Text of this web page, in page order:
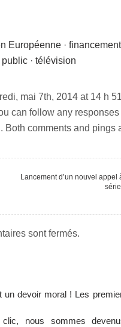
Européenne · financement
public · télévision
mai 7th, 2014 at 14 h
can follow any
Both comments and pings
Lancement d’un nouvel appel
sont fermés.
un devoir moral ! Les
nous sommes